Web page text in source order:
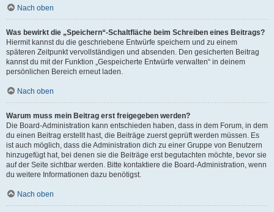
Nach oben
Was bewirkt die „Speichern“-Schaltfläche beim Schreiben eines Beitrags?
Hiermit kannst du die geschriebene Entwürfe speichern und zu einem
späteren Zeitpunkt vervollständigen und absenden. Den gesicherten Beitrag
kannst du mit der Funktion „Gespeicherte Entwürfe verwalten“ in deinem
persönlichen Bereich erneut laden.
Nach oben
Warum muss mein Beitrag erst freigegeben werden?
Die Board-Administration kann entschieden haben, dass in dem Forum, in dem
du einen Beitrag erstellt hast, die Beiträge zuerst geprüft werden müssen. Es
ist auch möglich, dass die Administration dich zu einer Gruppe von Benutzern
hinzugefügt hat, bei denen sie die Beiträge erst begutachten möchte, bevor sie
auf der Seite sichtbar werden. Bitte kontaktiere die Board-Administration, wenn
du weitere Informationen dazu benötigst.
Nach oben